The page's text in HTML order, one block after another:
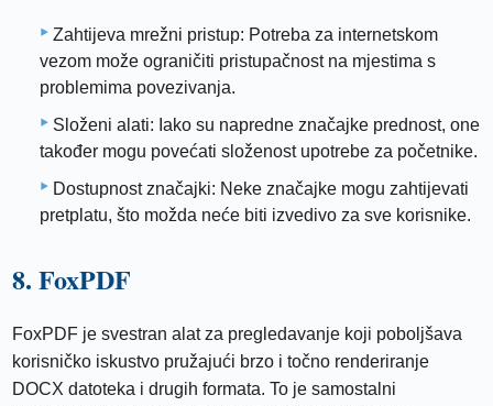
Zahtijeva mrežni pristup: Potreba za internetskom
vezom može ograničiti pristupačnost na mjestima s
problemima povezivanja.
Složeni alati: Iako su napredne značajke prednost, one
također mogu povećati složenost upotrebe za početnike.
Dostupnost značajki: Neke značajke mogu zahtijevati
pretplatu, što možda neće biti izvedivo za sve korisnike.
8. FoxPDF
FoxPDF je svestran alat za pregledavanje koji poboljšava
korisničko iskustvo pružajući brzo i točno renderiranje
DOCX datoteka i drugih formata. To je samostalni